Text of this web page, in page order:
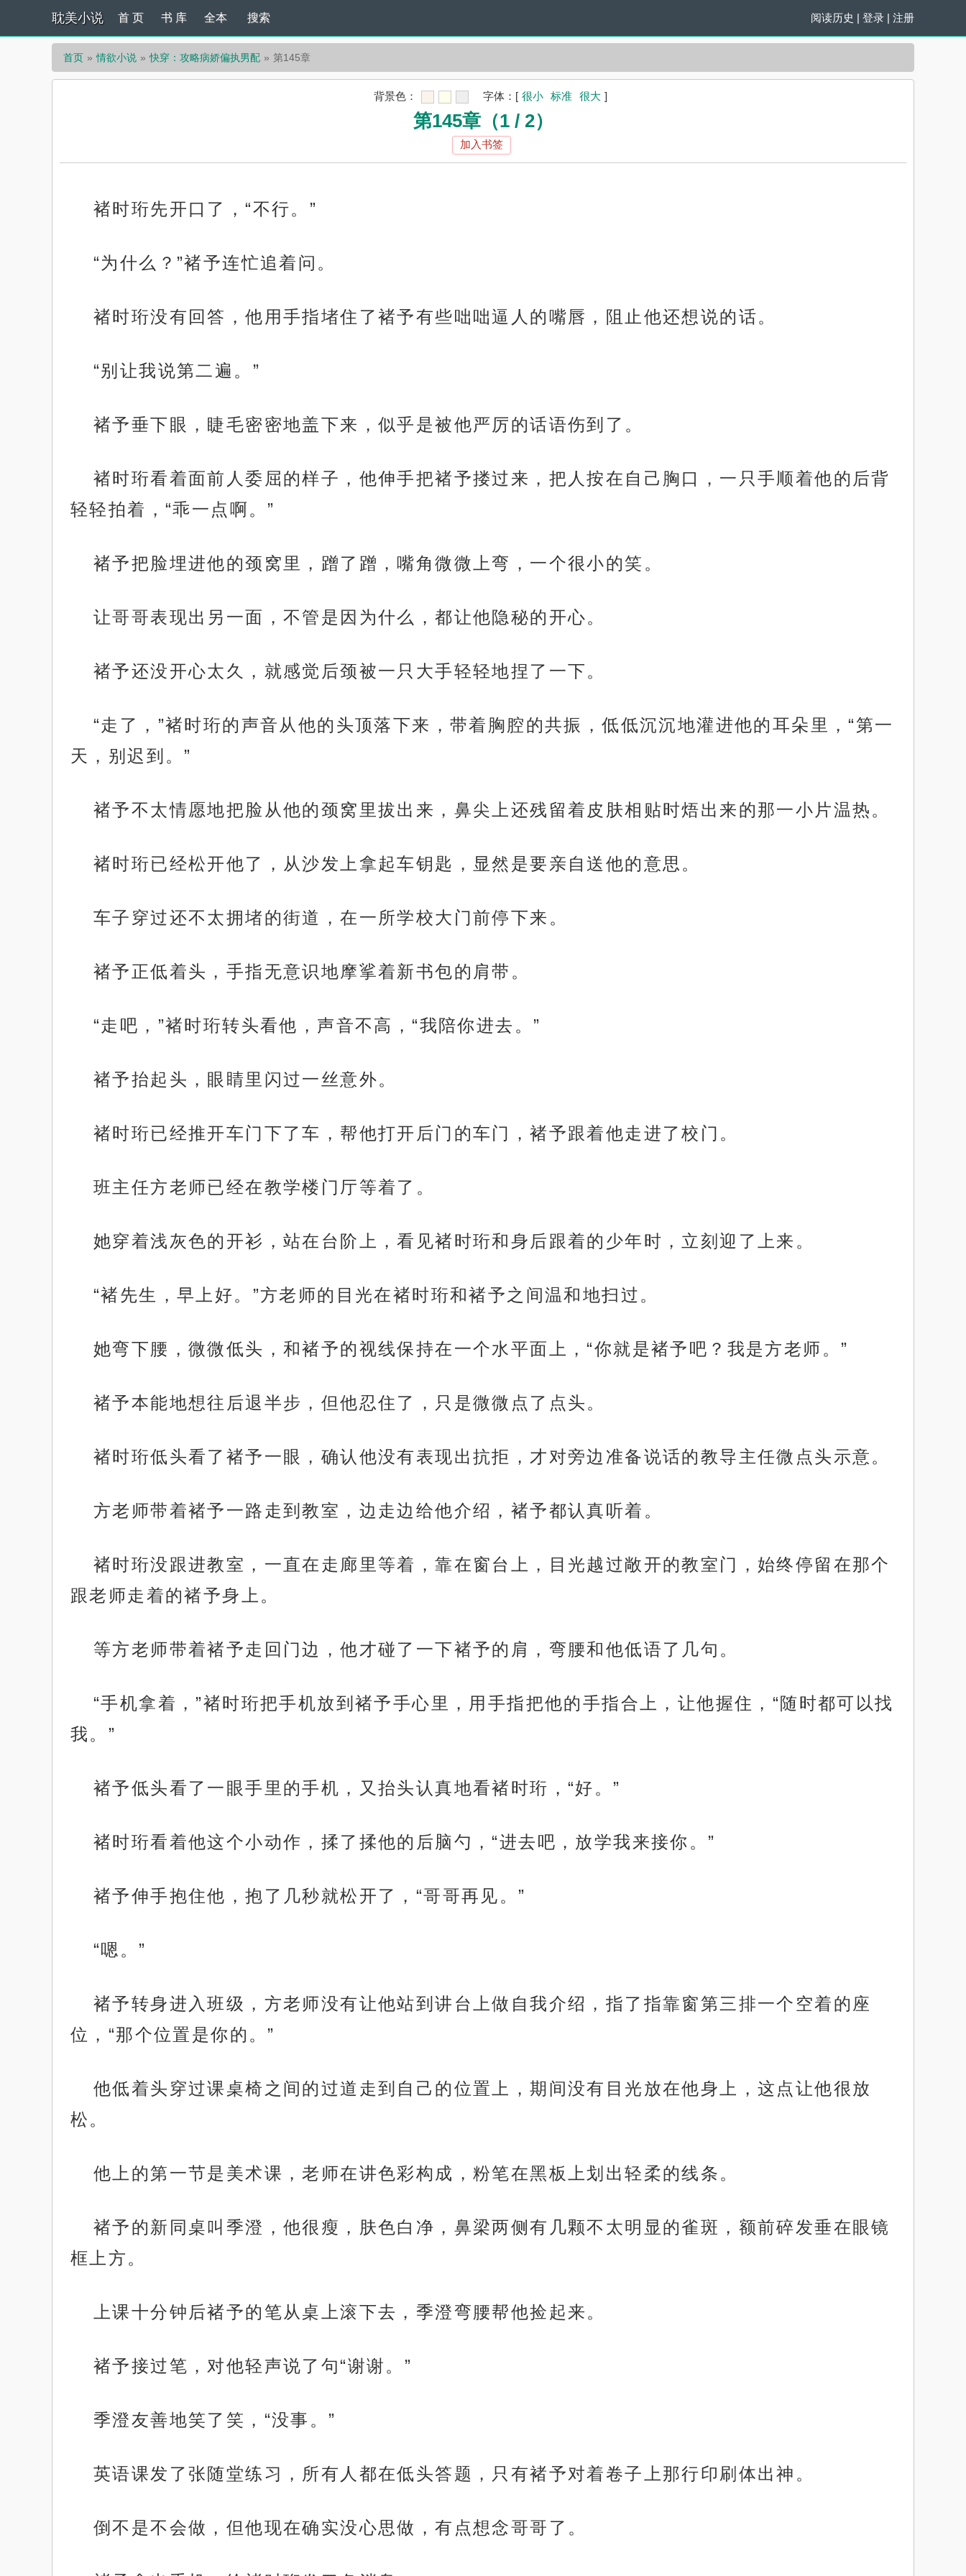
耽美小说 阅读历史 | 登录 | 注册
首 页 书 库 全本 搜索
首页 情欲小说 快穿：攻略病娇偏执男配 第145章
背景色： 字体： [ 很小 标准 很大 ]
第145章（1 / 2）
加入书签
褚时珩先开口了，“不行。”
“为什么？”褚予连忙追着问。
褚时珩没有回答，他用手指堵住了褚予有些咄咄逼人的嘴唇，阻止他还想说的话。
“别让我说第二遍。”
褚予垂下眼，睫毛密密地盖下来，似乎是被他严厉的话语伤到了。
褚时珩看着面前人委屈的样子，他伸手把褚予搂过来，把人按在自己胸口，一只手顺着他的后背
轻轻拍着，“乖一点啊。”
褚予把脸埋进他的颈窝里，蹭了蹭，嘴角微微上弯，一个很小的笑。
让哥哥表现出另一面，不管是因为什么，都让他隐秘的开心。
褚予还没开心太久，就感觉后颈被一只大手轻轻地捏了一下。
“走了，”褚时珩的声音从他的头顶落下来，带着胸腔的共振，低低沉沉地灌进他的耳朵里，“第一
天，别迟到。”
褚予不太情愿地把脸从他的颈窝里拔出来，鼻尖上还残留着皮肤相贴时焐出来的那一小片温热。
褚时珩已经松开他了，从沙发上拿起车钥匙，显然是要亲自送他的意思。
车子穿过还不太拥堵的街道，在一所学校大门前停下来。
褚予正低着头，手指无意识地摩挲着新书包的肩带。
“走吧，”褚时珩转头看他，声音不高，“我陪你进去。”
褚予抬起头，眼睛里闪过一丝意外。
褚时珩已经推开车门下了车，帮他打开后门的车门，褚予跟着他走进了校门。
班主任方老师已经在教学楼门厅等着了。
她穿着浅灰色的开衫，站在台阶上，看见褚时珩和身后跟着的少年时，立刻迎了上来。
“褚先生，早上好。”方老师的目光在褚时珩和褚予之间温和地扫过。
她弯下腰，微微低头，和褚予的视线保持在一个水平面上，“你就是褚予吧？我是方老师。”
褚予本能地想往后退半步，但他忍住了，只是微微点了点头。
褚时珩低头看了褚予一眼，确认他没有表现出抗拒，才对旁边准备说话的教导主任微点头示意。
方老师带着褚予一路走到教室，边走边给他介绍，褚予都认真听着。
褚时珩没跟进教室，一直在走廊里等着，靠在窗台上，目光越过敞开的教室门，始终停留在那个
跟老师走着的褚予身上。
等方老师带着褚予走回门边，他才碰了一下褚予的肩，弯腰和他低语了几句。
“手机拿着，”褚时珩把手机放到褚予手心里，用手指把他的手指合上，让他握住，“随时都可以找
我。”
褚予低头看了一眼手里的手机，又抬头认真地看褚时珩，“好。”
褚时珩看着他这个小动作，揉了揉他的后脑勺，“进去吧，放学我来接你。”
褚予伸手抱住他，抱了几秒就松开了，“哥哥再见。”
“嗯。”
褚予转身进入班级，方老师没有让他站到讲台上做自我介绍，指了指靠窗第三排一个空着的座
位，“那个位置是你的。”
他低着头穿过课桌椅之间的过道走到自己的位置上，期间没有目光放在他身上，这点让他很放
松。
他上的第一节是美术课，老师在讲色彩构成，粉笔在黑板上划出轻柔的线条。
褚予的新同桌叫季澄，他很瘦，肤色白净，鼻梁两侧有几颗不太明显的雀斑，额前碎发垂在眼镜
框上方。
上课十分钟后褚予的笔从桌上滚下去，季澄弯腰帮他捡起来。
褚予接过笔，对他轻声说了句“谢谢。”
季澄友善地笑了笑，“没事。”
英语课发了张随堂练习，所有人都在低头答题，只有褚予对着卷子上那行印刷体出神。
倒不是不会做，但他现在确实没心思做，有点想念哥哥了。